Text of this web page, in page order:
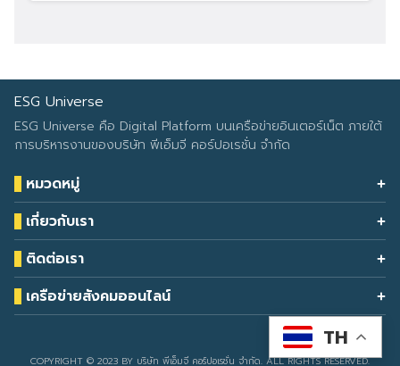
ESG Universe
ESG Universe คือ Digital Platform บนเครือข่ายอินเตอร์เน็ต ภายใต้
การบริหารงานของบริษัท พีเอ็มจี คอร์ปอเรชั่น จำกัด
หมวดหมู่
Health & Wellness
Eco Icon
ESG Data
Climate Change
ESG Report
เกี่ยวกับเรา
Our Services
About Us
Contact Us
ติดต่อเรา
โทรศัพท์: 090-549-2524
เครือข่ายสังคมออนไลน์
COPYRIGHT © 2023 BY บริษัท พีเอ็มจี คอร์ปอเรชั่น จำกัด. ALL RIGHTS RESERVED.
TH
Developed bysarunyacrop